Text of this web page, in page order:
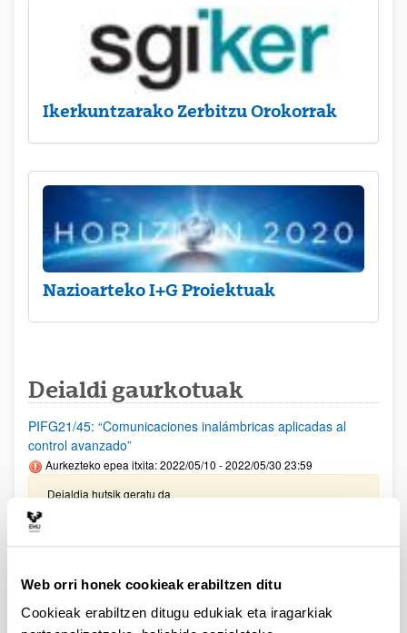
Web orri honek cookieak erabiltzen ditu
Cookieak erabiltzen ditugu edukiak eta iragarkiak
Ikerkuntzarako Zerbitzu Orokorrak
Nazioarteko I+G Proiektuak
Deialdi gaurkotuak
PIFG21/45: “Comunicaciones inalámbricas aplicadas al
control avanzado”
Aurkezteko epea itxita: 2022/05/10 - 2022/05/30 23:59
Deialdia hutsik geratu da
PIFG21/43: “ Imagen de lípidos mediante espectrometría de
Beka emateko proposamena argitaratu da